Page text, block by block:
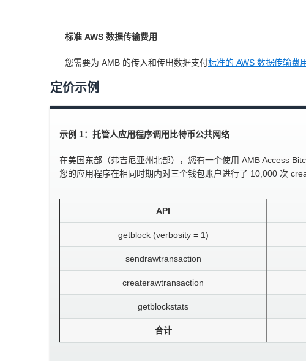
标准 AWS 数据传输费用
您需要为 AMB 的传入和传出数据支付标准的 AWS 数据传输费
定价示例
示例 1：托管人应用程序调用比特币公共网络
在美国东部（弗吉尼亚州北部），您有一个使用 AMB Access
您的应用程序在相同时期内对三个钱包账户进行了 10,000 次
API
getblock (verbosity = 1)
sendrawtransaction
createrawtransaction
getblockstats
合计